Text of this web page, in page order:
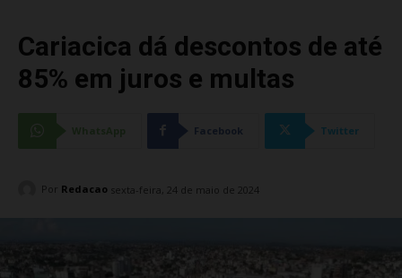
Cariacica dá descontos de até
85% em juros e multas
Facebook Twitter
Por Redacao sexta-feira, 24 de maio de 2024